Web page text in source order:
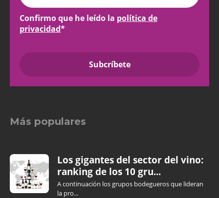
Confirmo que he leído la política de
privacidad*
Más populares
Los gigantes del sector del vino:
ranking de los 10 gru...
A continuación los grupos bodegueros que lideran
la pro...